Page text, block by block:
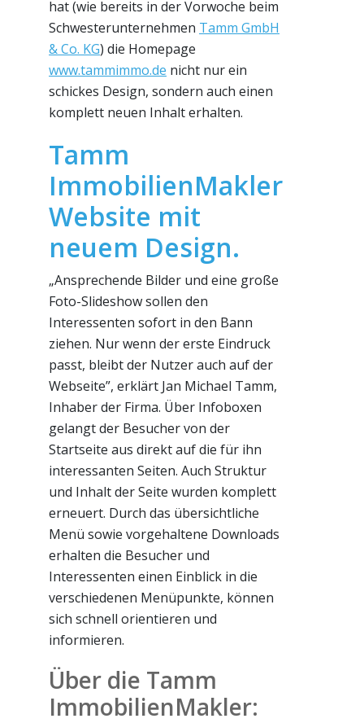
hat (wie bereits in der Vorwoche beim
Schwesterunternehmen Tamm GmbH
& Co. KG) die Homepage
www.tammimmo.de nicht nur ein
schickes Design, sondern auch einen
komplett neuen Inhalt erhalten.
Tamm
ImmobilienMakler
Website mit
neuem Design.
„Ansprechende Bilder und eine große
Foto-Slideshow sollen den
Interessenten sofort in den Bann
ziehen. Nur wenn der erste Eindruck
passt, bleibt der Nutzer auch auf der
Webseite”, erklärt Jan Michael Tamm,
Inhaber der Firma. Über Infoboxen
gelangt der Besucher von der
Startseite aus direkt auf die für ihn
interessanten Seiten. Auch Struktur
und Inhalt der Seite wurden komplett
erneuert. Durch das übersichtliche
Menü sowie vorgehaltene Downloads
erhalten die Besucher und
Interessenten einen Einblick in die
verschiedenen Menüpunkte, können
sich schnell orientieren und
informieren.
Über die Tamm
ImmobilienMakler: